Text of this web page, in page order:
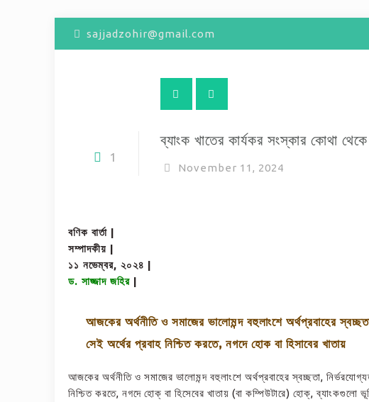
sajjadzohir@gmail.com
1
ব্যাংক খাতের কার্যকর সংস্কার কোথা
November 11, 2024
বণিক বার্তা |
সম্পাদকীয় |
১১ নভেম্বর, ২০২৪ |
ড. সাজ্জাদ জহির|
আজকের অর্থনীতি ও সমাজের ভালোমন্দ বহুলাংশে অর্থপ্রবাহের
সেই অর্থের প্রবাহ নিশ্চিত করতে, নগদে হোক বা হিসাবের খাতায়
আজকের অর্থনীতি ও সমাজের ভালোমন্দ বহুলাংশে অর্থপ্রবাহের স্বচ্ছতা,
নিশ্চিত করতে, নগদে হোক্‌ বা হিসেবের খাতায় (বা কম্পিউটারে) হোক্‌, ব্যাংকগুলো